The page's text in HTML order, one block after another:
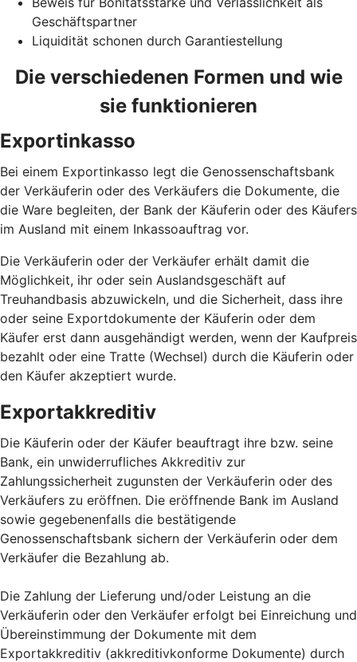
Geschäftspartner
Liquidität schonen durch Garantiestellung
Die verschiedenen Formen und wie
sie funktionieren
Exportinkasso
Bei einem Exportinkasso legt die Genossenschaftsbank
der Verkäuferin oder des Verkäufers die Dokumente, die
die Ware begleiten, der Bank der Käuferin oder des Käufers
im Ausland mit einem Inkassoauftrag vor.
Die Verkäuferin oder der Verkäufer erhält damit die
Möglichkeit, ihr oder sein Auslandsgeschäft auf
Treuhandbasis abzuwickeln, und die Sicherheit, dass ihre
oder seine Exportdokumente der Käuferin oder dem
Käufer erst dann ausgehändigt werden, wenn der Kaufpreis
bezahlt oder eine Tratte (Wechsel) durch die Käuferin oder
den Käufer akzeptiert wurde.
Exportakkreditiv
Die Käuferin oder der Käufer beauftragt ihre bzw. seine
Bank, ein unwiderrufliches Akkreditiv zur
Zahlungssicherheit zugunsten der Verkäuferin oder des
Verkäufers zu eröffnen. Die eröffnende Bank im Ausland
sowie gegebenenfalls die bestätigende
Genossenschaftsbank sichern der Verkäuferin oder dem
Verkäufer die Bezahlung ab.
Die Zahlung der Lieferung und/oder Leistung an die
Verkäuferin oder den Verkäufer erfolgt bei Einreichung und
Übereinstimmung der Dokumente mit dem
Exportakkreditiv (akkreditivkonforme Dokumente) durch